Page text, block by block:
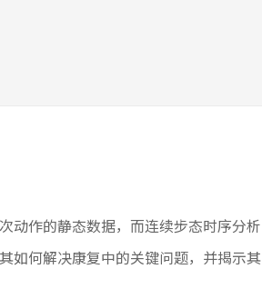
动作的静态数据，而连续步态时序分析
如何解决康复中的关键问题，并揭示其